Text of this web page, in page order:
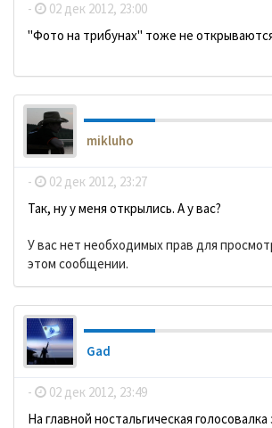
- 02 дек 2012, 23:00
"Фото на трибунах" тоже не
mikluho
- 02 дек 2012, 23:27
Так, ну у меня открылись. А у вас?
У вас нет необходимых прав для
этом сообщении.
Gad
- 02 дек 2012, 23:49
На главной ностальгическая голосовалка